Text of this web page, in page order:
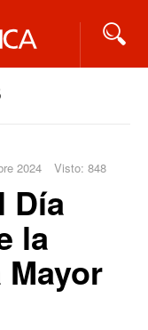
2024 Visto: 848
Día
la